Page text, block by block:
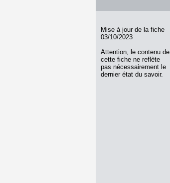
Mise à jour de la fiche
03/10/2023
Attention, le contenu de
cette fiche ne reflète
pas nécessairement le
dernier état du savoir.